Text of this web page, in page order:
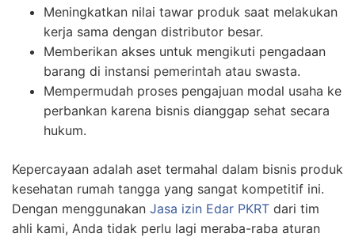
Meningkatkan nilai tawar produk saat melakukan
kerja sama dengan distributor besar.
Memberikan akses untuk mengikuti pengadaan
barang di instansi pemerintah atau swasta.
Mempermudah proses pengajuan modal usaha ke
perbankan karena bisnis dianggap sehat secara
hukum.
Kepercayaan adalah aset termahal dalam bisnis produk
kesehatan rumah tangga yang sangat kompetitif ini.
Dengan menggunakan Jasa izin Edar PKRT dari tim
ahli kami, Anda tidak perlu lagi meraba-raba aturan